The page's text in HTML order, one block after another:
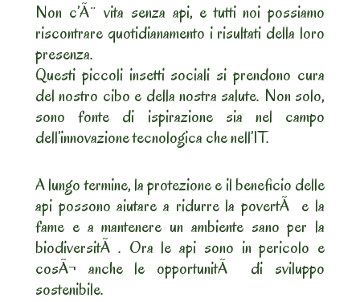
Non c’Ã¨ vita senza api, e tutti noi possiamo
riscontrare quotidianamento i risultati della loro
presenza.
Questi piccoli insetti sociali si prendono cura
del nostro cibo e della nostra salute. Non solo,
sono fonte di ispirazione sia nel campo
dell’innovazione tecnologica che nell’IT.
A lungo termine, la protezione e il beneficio delle
api possono aiutare a ridurre la povertÃ e la
fame e a mantenere un ambiente sano per la
biodiversitÃ . Ora le api sono in pericolo e
cosÃ¬ anche le opportunitÃ di sviluppo
sostenibile.